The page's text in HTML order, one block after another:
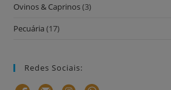
Ovinos & Caprinos(3)
Pecuária (17)
Redes Sociais: